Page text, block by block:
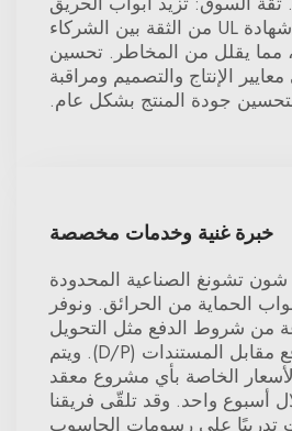
الحاصلة على شهادة UL من الثقة بين الشركاء
مما يقلل من المخاطر. تحسين
الإنتاج والتصميم ومراقبة
جودة المنتج بشكل عام.
خبرة غنية وخدمات مخصصة
تشونغ الصناعية المحدودة
الحماية من الحرائق. ونوفر
من شروط الدفع مثل التحويل
البنكي (T/T) ودفع مقابل المستندات (D/P). ويتم
الخاصة بأي مشروع معقد
أسبوع واحد. وقد تلقّى فريقنا
تدريبًا على رسومات الحاسوب